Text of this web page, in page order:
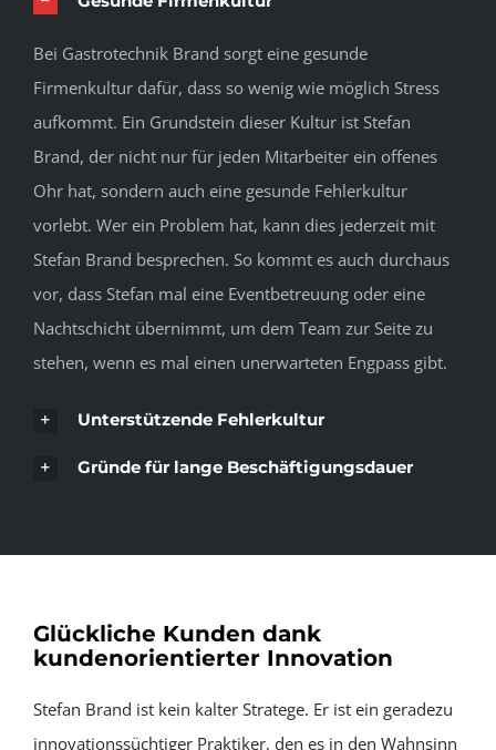
Bei Gastrotechnik Brand sorgt eine gesunde
Firmenkultur dafür, dass so wenig wie möglich Stress
aufkommt. Ein Grundstein dieser Kultur ist Stefan
Brand, der nicht nur für jeden Mitarbeiter ein offenes
Ohr hat, sondern auch eine gesunde Fehlerkultur
vorlebt. Wer ein Problem hat, kann dies jederzeit mit
Stefan Brand besprechen. So kommt es auch durchaus
vor, dass Stefan mal eine Eventbetreuung oder eine
Nachtschicht übernimmt, um dem Team zur Seite zu
stehen, wenn es mal einen unerwarteten Engpass gibt.
Unterstützende Fehlerkultur
Gründe für lange Beschäftigungsdauer
Glückliche Kunden dank
kundenorientierter Innovation
Stefan Brand ist kein kalter Stratege. Er ist ein geradezu
innovationssüchtiger Praktiker, den es in den Wahnsinn